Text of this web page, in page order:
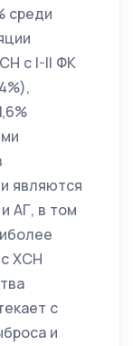
среди
с I-II ФК
являются
АГ, в том
ХСН
с
и